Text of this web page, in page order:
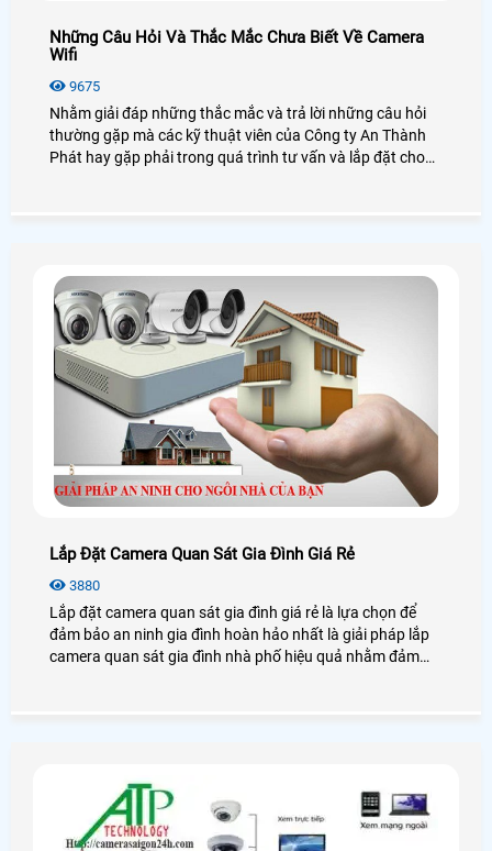
Những Câu Hỏi Và Thắc Mắc Chưa Biết Về Camera
Wifi
9675
Nhằm giải đáp những thắc mắc và trả lời những câu hỏi
thường gặp mà các kỹ thuật viên của Công ty An Thành
Phát hay gặp phải trong quá trình tư vấn và lắp đặt cho
Lắp Đặt Camera Quan Sát Gia Đình Giá Rẻ
3880
Lắp đặt camera quan sát gia đình giá rẻ là lựa chọn để
đảm bảo an ninh gia đình hoàn hảo nhất là giải pháp lắp
camera quan sát gia đình nhà phố hiệu quả nhằm đảm